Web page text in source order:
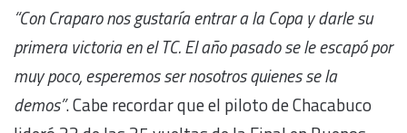
“Con Craparo nos gustaría entrar a la Copa y darle su
primera victoria en el TC. El año pasado se le escapó por
muy poco, esperemos ser nosotros quienes se la
demos”. Cabe recordar que el piloto de Chacabuco